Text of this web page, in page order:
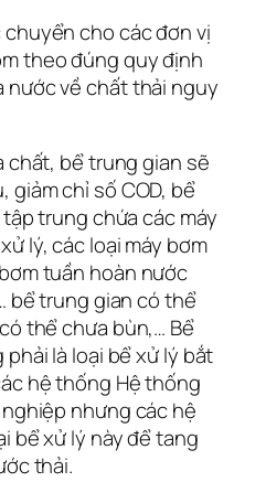
cho các đơn vị
theo đúng quy định
nước về chất thải nguy
chất, bể trung gian sẽ
giảm chỉ số COD, bể
trung chứa các máy
lý, các loại máy bơm
tuần hoàn nước
bể trung gian có thể
thể chưa bùn,… Bể
là loại bể xử lý bắt
hệ thống Hệ thống
nhưng các hệ
bể xử lý này để tang
thải.